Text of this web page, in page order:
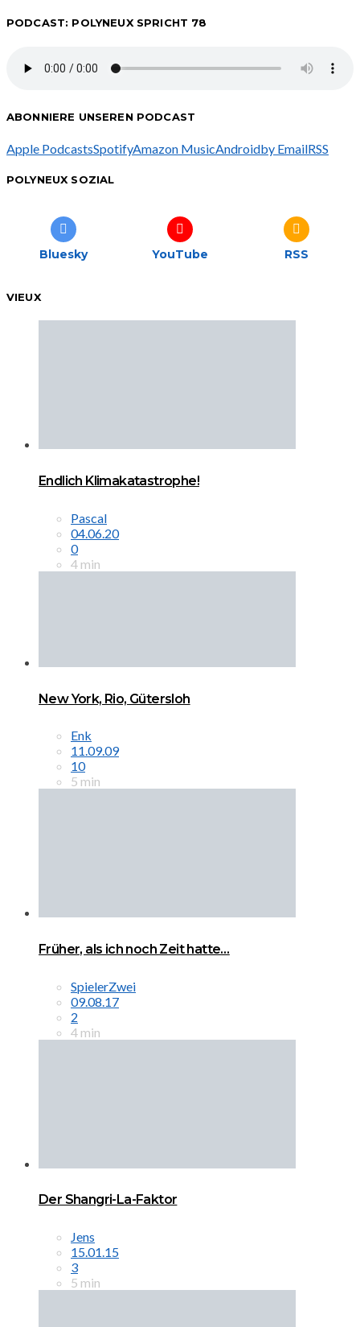
PODCAST: POLYNEUX SPRICHT 78
ABONNIERE UNSEREN PODCAST
Apple PodcastsSpotifyAmazon MusicAndroidby EmailRSS
POLYNEUX SOZIAL
Bluesky YouTube RSS
VIEUX
Endlich Klimakatastrophe!
Pascal
04.06.20
0
4 min
New York, Rio, Gütersloh
Enk
11.09.09
10
5 min
Früher, als ich noch Zeit hatte…
SpielerZwei
09.08.17
2
4 min
Der Shangri-La-Faktor
Jens
15.01.15
3
5 min